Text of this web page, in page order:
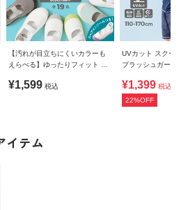
【汚れが目立ちにくいカラーも
えらべる】ゆったりフィット 上
き
¥1,599 税込
UVカット スクール
プラッシュガード
¥1,399 税込
22%OFF
イテム